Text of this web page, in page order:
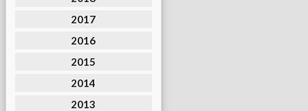
2017
2016
2015
2014
2013